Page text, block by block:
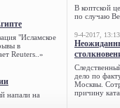
"Исламское
в
Reuters..»
напали на
В коптской
по случаю
9-4-2017, 13:13
дело по
Москвы.
причину